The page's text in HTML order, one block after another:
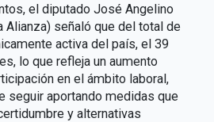
el diputado José Angelino
Alianza) señaló que del total de
activa del país, el 39
lo que refleja un aumento
en el ámbito laboral,
seguir aportando medidas que
y alternativas